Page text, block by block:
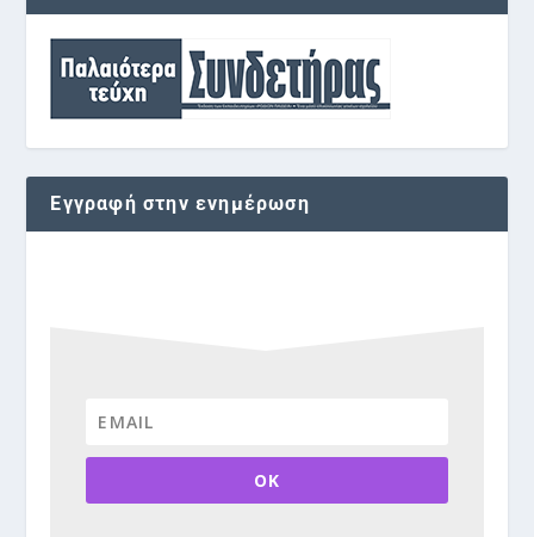
Εγγραφή στην ενημέρωση
OK